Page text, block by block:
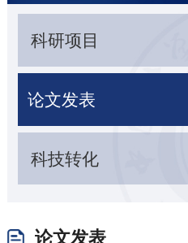
科研项目
论文发表
科技转化
论文发表